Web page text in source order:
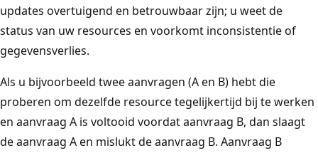
updates overtuigend en betrouwbaar zijn; u weet de
status van uw resources en voorkomt inconsistentie of
gegevensverlies.
Als u bijvoorbeeld twee aanvragen (A en B) hebt die
proberen om dezelfde resource tegelijkertijd bij te werken
en aanvraag A is voltooid voordat aanvraag B, dan slaagt
de aanvraag A en mislukt de aanvraag B. Aanvraag B